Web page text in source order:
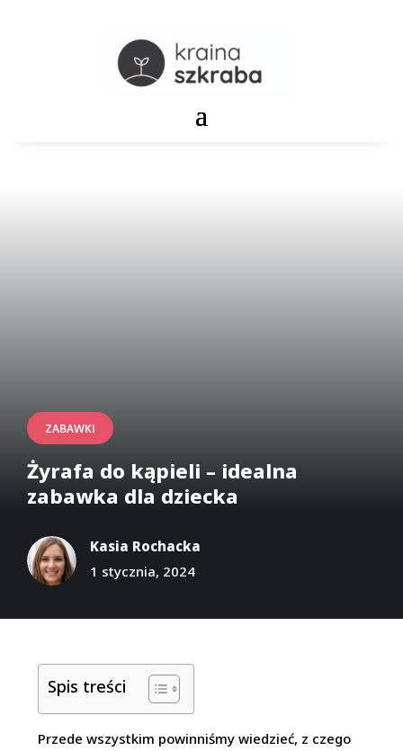
ZABAWKI
Żyrafa do kąpieli – idealna
zabawka dla dziecka
Kasia Rochacka
1 stycznia, 2024
Spis treści
Przede wszystkim powinniśmy wiedzieć, z czego